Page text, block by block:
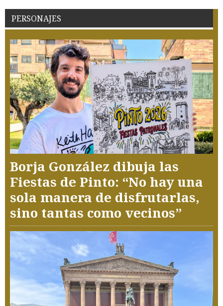
PERSONAJES
Borja González dibuja las
Fiestas de Pinto: “No hay una
sola manera de disfrutarlas,
sino tantas como vecinos”